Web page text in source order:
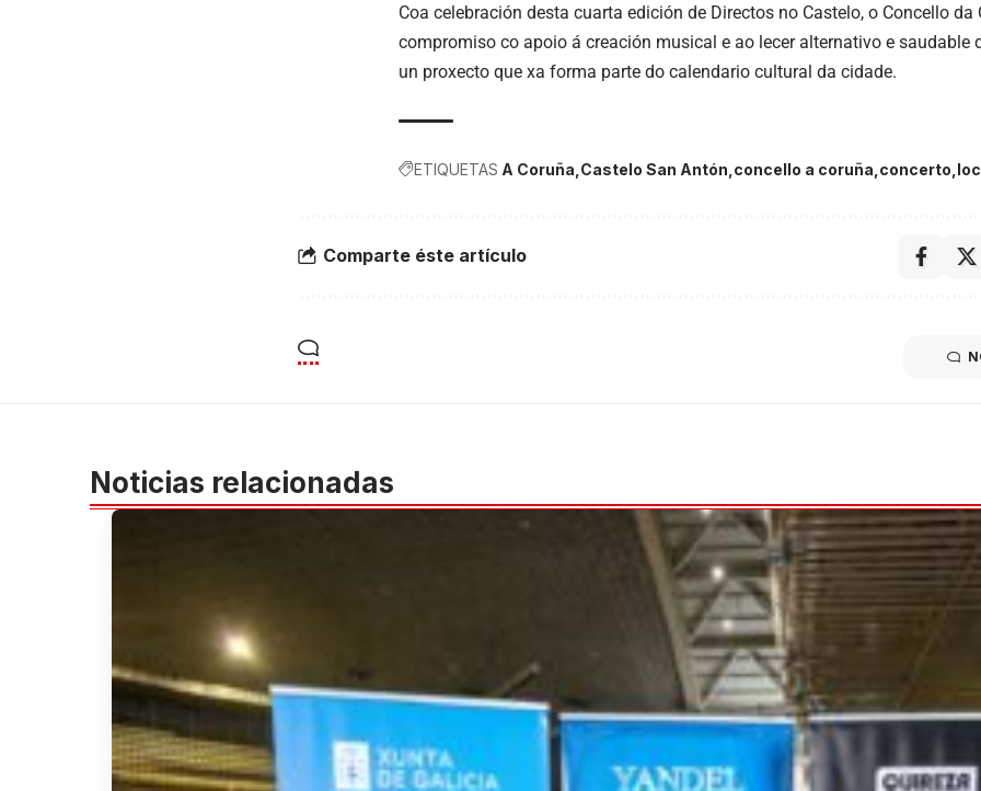
Coa celebración desta cuarta edición de Directos no Castelo, o Concello da
compromiso co apoio á creación musical e ao lecer alternativo e saudable
un proxecto que xa forma parte do calendario cultural da cidade.
ETIQUETAS A Coruña Castelo San Antón concello a coruña concerto
Comparte éste artículo
Noticias relacionadas